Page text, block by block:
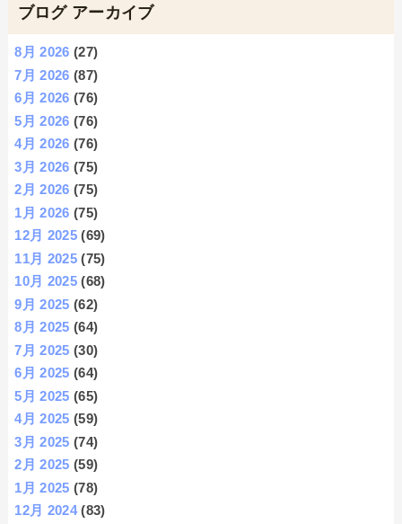
ブログ アーカイブ
8月 2026 (27)
7月 2026 (87)
6月 2026 (76)
5月 2026 (76)
4月 2026 (76)
3月 2026 (75)
2月 2026 (75)
1月 2026 (75)
12月 2025 (69)
11月 2025 (75)
10月 2025 (68)
9月 2025 (62)
8月 2025 (64)
7月 2025 (30)
6月 2025 (64)
5月 2025 (65)
4月 2025 (59)
3月 2025 (74)
2月 2025 (59)
1月 2025 (78)
12月 2024(83)